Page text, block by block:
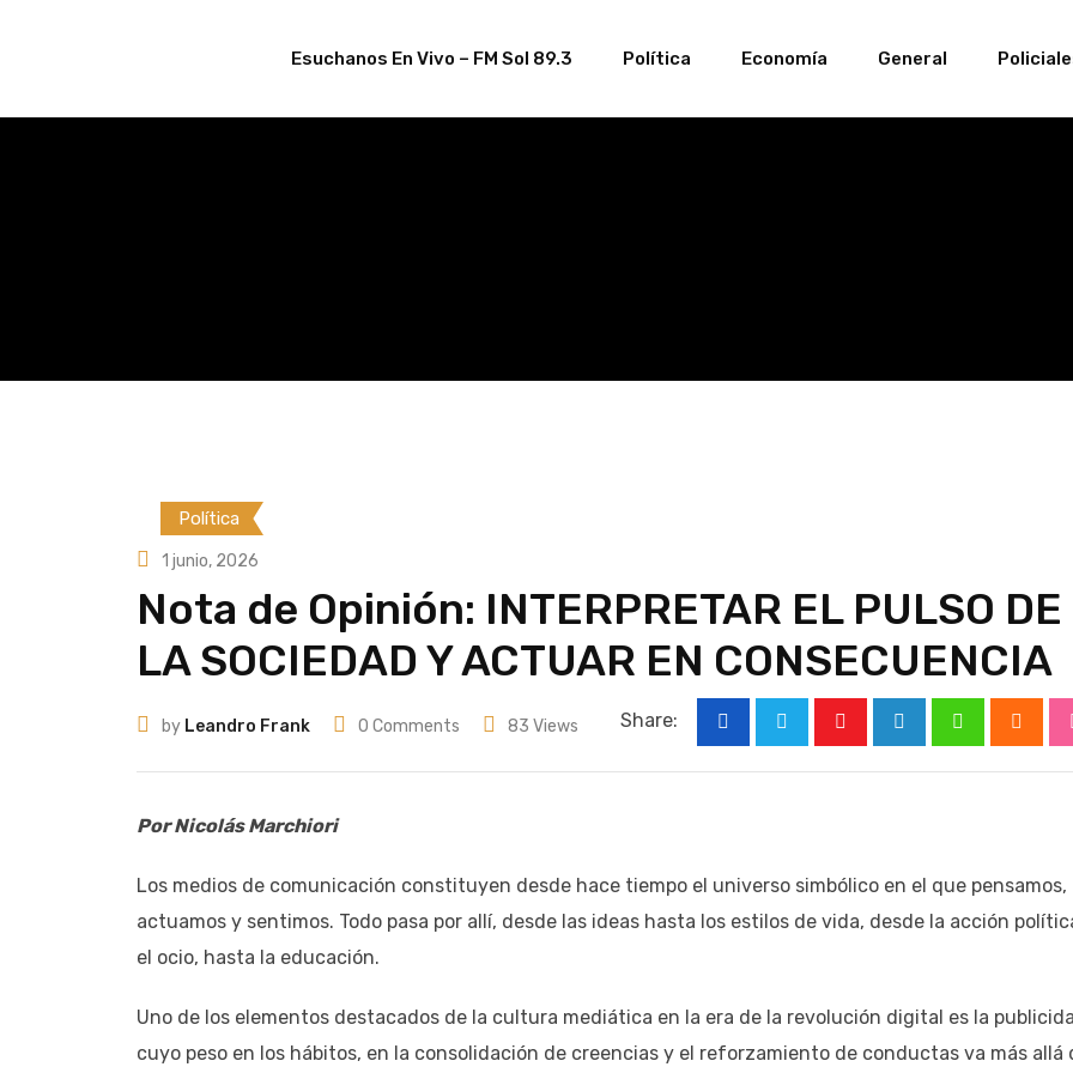
Esuchanos En Vivo – FM Sol 89.3 Política Economía General
Política
1 junio, 2026
Nota de Opinión: INTERPRETAR EL PULSO DE
LA SOCIEDAD Y ACTUAR EN CONSECUENCIA
by Leandro Frank 0 Comments 83 Views Share:
Por Nicolás Marchiori
Los medios de comunicación constituyen desde hace tiempo el universo simbólico en el que pensamos,
actuamos y sentimos. Todo pasa por allí, desde las ideas hasta los estilos de vida, desde la acción
el ocio, hasta la educación.
Uno de los elementos destacados de la cultura mediática en la era de la revolución digital es la
cuyo peso en los hábitos, en la consolidación de creencias y el reforzamiento de conductas va más allá